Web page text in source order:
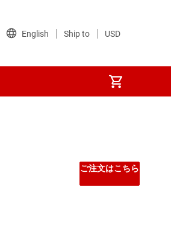
ご注文はこちら